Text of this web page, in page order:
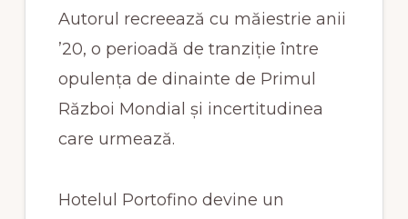
Autorul recreează cu măiestrie anii
’20, o perioadă de tranziție între
opulența de dinainte de Primul
Război Mondial și incertitudinea
care urmează.
Hotelul Portofino devine un